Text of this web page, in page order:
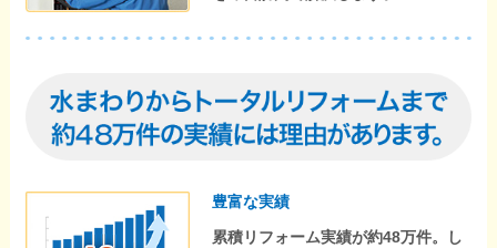
豊富な実績
累積リフォーム実績が約48万件。し